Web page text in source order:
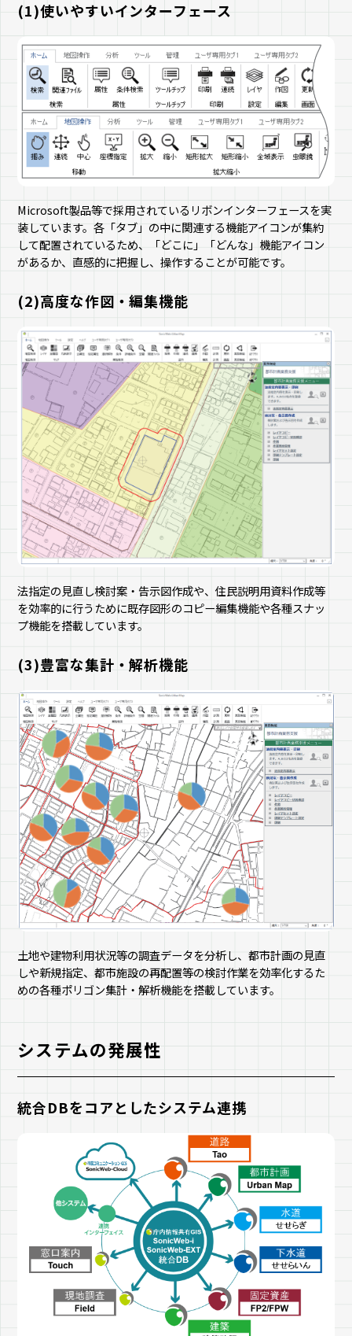
(1)使いやすいインターフェース
Microsoft製品等で採用されているリボンインターフェースを実
装しています。各「タブ」の中に関連する機能アイコンが集約
して配置されているため、「どこに」「どんな」機能アイコン
があるか、直感的に把握し、操作することが可能です。
(2)高度な作図・編集機能
法指定の見直し検討案・告示図作成や、住民説明用資料作成等
を効率的に行うために既存図形のコピー編集機能や各種スナッ
プ機能を搭載しています。
(3)豊富な集計・解析機能
土地や建物利用状況等の調査データを分析し、都市計画の見直
しや新規指定、都市施設の再配置等の検討作業を効率化するた
めの各種ポリゴン集計・解析機能を搭載しています。
システムの発展性
統合DBをコアとしたシステム連携